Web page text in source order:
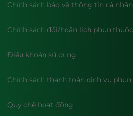
Chính sách bảo vệ thông tin cá nhân
Chính sách đổi/hoãn lịch phun thuốc
Điều khoản sử dụng
Chính sách thanh toán dịch vụ phun
Quy chế hoạt động